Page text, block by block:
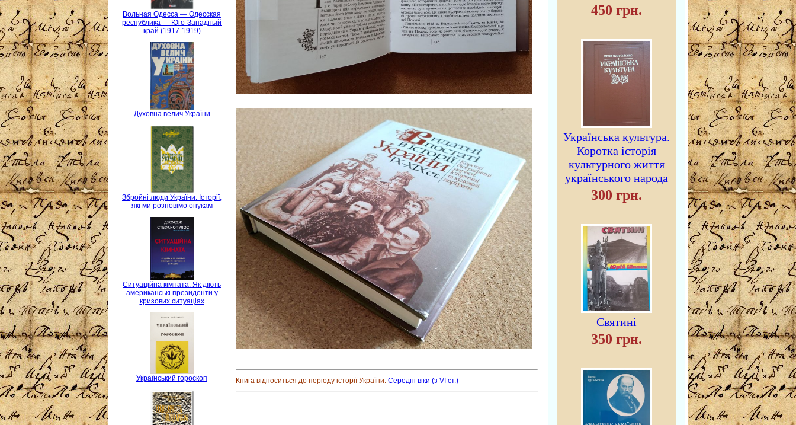
Вольная Одесса — Одесская
республика — Юго-Западный
край (1917-1919)
Духовна велич України
Збройні люди України. Історії,
які ми розповімо онукам
Ситуаційна кімната. Як діють
американські президенти у
кризових ситуаціях
Український гороскоп Книга відноситься до періоду історії України: Середні віки (з VI ст.)
450 грн.
Українська культура.
Коротка історія
культурного життя
українського народа
300 грн.
Святині
350 грн.